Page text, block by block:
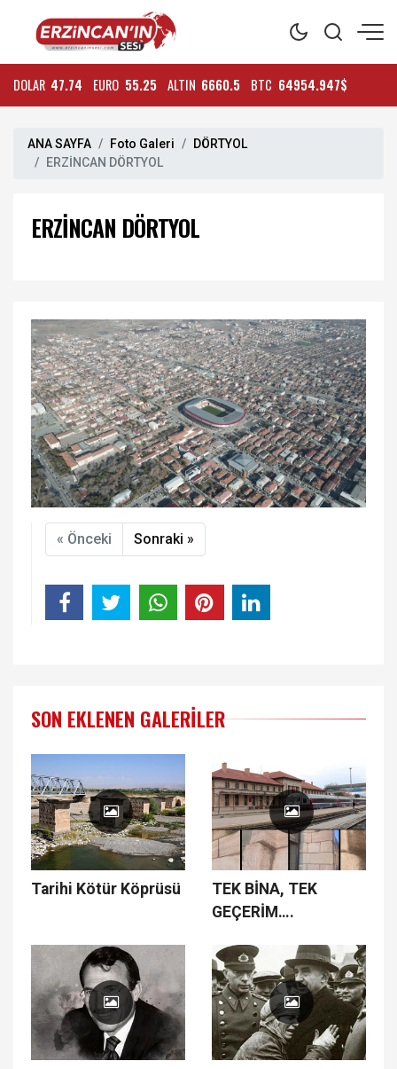
DOLAR 47.74 EURO 55.25 ALTIN 6660.5 BTC 64954.947$
ANA SAYFA Foto Galeri
DÖRTYOL
ERZİNCAN DÖRTYOL
ERZİNCAN DÖRTYOL
« Önceki Sonraki »
SON EKLENEN GALERILER
Tarihi Kötür Köprüsü
TEK BİNA, TEK
GEÇERİM….